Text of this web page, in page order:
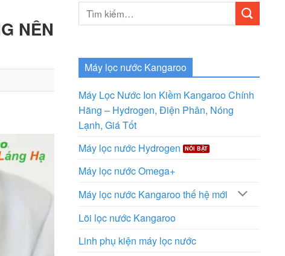
NÊN
kiếm:
Máy lọc nước Kangaroo
Máy Lọc Nước Ion Kiềm Kangaroo Chính
Hãng – Hydrogen, Điện Phân, Nóng
Lạnh, Giá Tốt
Máy lọc nước Hydrogen
Máy lọc nước Omega+
Máy lọc nước Kangaroo thế hệ mới
Lõi lọc nước Kangaroo
Linh phụ kiện máy lọc nước